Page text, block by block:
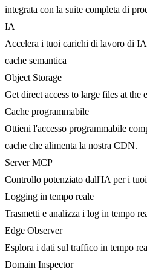
integrata con la suite completa di
IA
Accelera i tuoi carichi di lavoro di
cache semantica
Object Storage
Get direct access to large files at the
Cache programmabile
Ottieni l'accesso programmabile
cache che alimenta la nostra CDN.
Server MCP
Controllo potenziato dall'IA per i
Logging in tempo reale
Trasmetti e analizza i log in tempo
Edge Observer
Esplora i dati sul traffico in tempo
Domain Inspector